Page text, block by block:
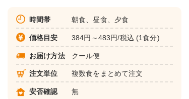
時間帯 朝食、昼食、夕食
価格目安 384円～483円/税込 (1食分)
お届け方法 クール便
注文単位 複数食をまとめて注文
安否確認 無